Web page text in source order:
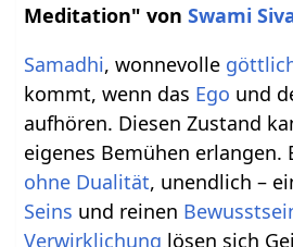
Meditation" vonSwami
Samadhi, wonnevolle
kommt, wenn das Ego und
aufhören. Diesen Zustand
eigenes Bemühen erlangen.
ohne Dualität, unendlich –
Seins und reinen
Verwirklichung lösen sich